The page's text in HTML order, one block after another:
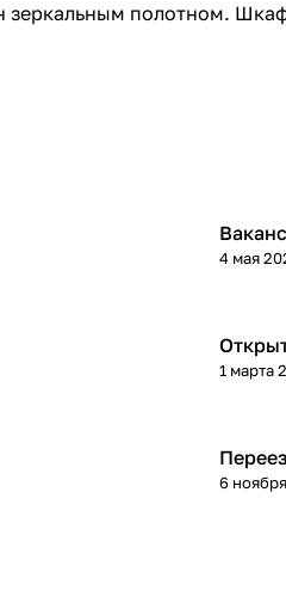
полотном.
4 мая
1 марта
6